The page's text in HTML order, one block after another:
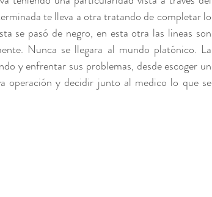
te lleva a otra tratando de completar lo
se pasó de negro, en esta otra las lineas son
Nunca se llegara al mundo platónico. La
y enfrentar sus problemas, desde escoger un
operación y decidir junto al medico lo que se